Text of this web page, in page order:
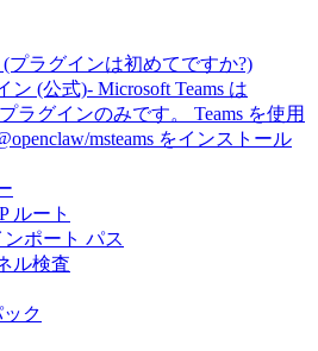
プラグインは初めてですか?)
(公式)- Microsoft Teams は
ラグインのみです。 Teams を使用
msteams をインストール
ルート
ポート パス
ル検査
ク